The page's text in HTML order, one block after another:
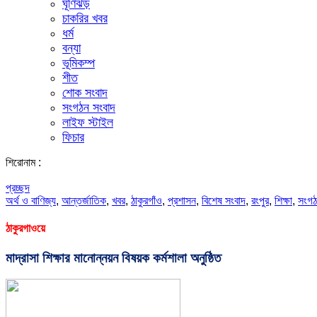
ঘূর্ণিঝড়
চাকরির খবর
ধর্ম
বন্যা
ভূমিকম্প
শীত
শোক সংবাদ
সংগঠন সংবাদ
লাইফ স্টাইল
ফিচার
শিরোনাম :
প্রচ্ছদ
অর্থ ও বাণিজ্য, আন্তর্জাতিক, খবর, ঠাকুরগাঁও, প্রশাসন, বিশেষ সংবাদ, রংপুর, শিক্ষা,
ঠাকুরগাওয়ে
মাদ্রাসা শিক্ষার মানোন্নয়ন বিষয়ক কর্মশালা অনুষ্ঠিত